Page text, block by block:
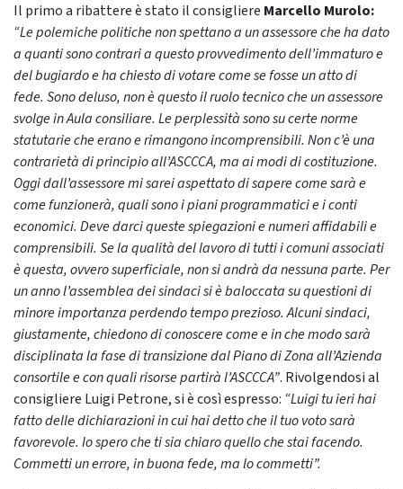
Il primo a ribattere è stato il consigliere Marcello Murolo:
“Le polemiche politiche non spettano a un assessore che ha dato
a quanti sono contrari a questo provvedimento dell’immaturo e
del bugiardo e ha chiesto di votare come se fosse un atto di
fede. Sono deluso, non è questo il ruolo tecnico che un assessore
svolge in Aula consiliare. Le perplessità sono su certe norme
statutarie che erano e rimangono incomprensibili. Non c’è una
contrarietà di principio all’ASCCCA, ma ai modi di costituzione.
Oggi dall’assessore mi sarei aspettato di sapere come sarà e
come funzionerà, quali sono i piani programmatici e i conti
economici. Deve darci queste spiegazioni e numeri affidabili e
comprensibili. Se la qualità del lavoro di tutti i comuni associati
è questa, ovvero superficiale, non si andrà da nessuna parte. Per
un anno l’assemblea dei sindaci si è baloccata su questioni di
minore importanza perdendo tempo prezioso. Alcuni sindaci,
giustamente, chiedono di conoscere come e in che modo sarà
disciplinata la fase di transizione dal Piano di Zona all’Azienda
consortile e con quali risorse partirà l’ASCCCA”. Rivolgendosi al
consigliere Luigi Petrone, si è così espresso: “Luigi tu ieri hai
fatto delle dichiarazioni in cui hai detto che il tuo voto sarà
favorevole. Io spero che ti sia chiaro quello che stai facendo.
Commetti un errore, in buona fede, ma lo commetti”.